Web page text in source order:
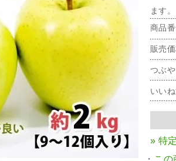
ます。
商品
販売
つぶ
いい
» 特
・ こ